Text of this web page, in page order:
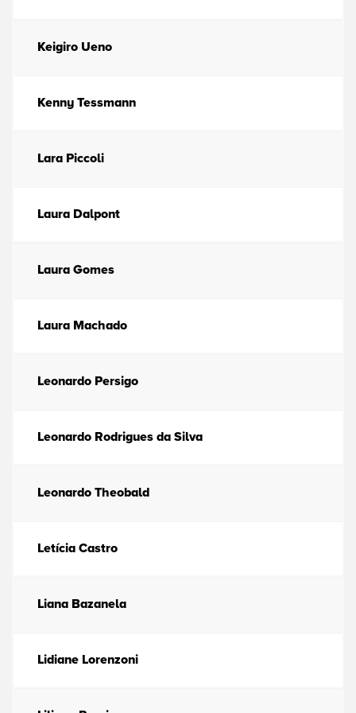
Keigiro Ueno
Kenny Tessmann
Lara Piccoli
Laura Dalpont
Laura Gomes
Laura Machado
Leonardo Persigo
Leonardo Rodrigues da Silva
Leonardo Theobald
Letícia Castro
Liana Bazanela
Lidiane Lorenzoni